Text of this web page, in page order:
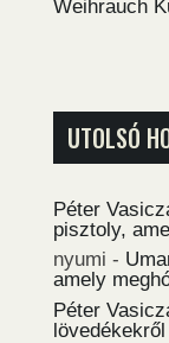
Weihrauch
UTOLSÓ
Péter
pisztoly,
nyumi -
amely
Péter
lövedékekről